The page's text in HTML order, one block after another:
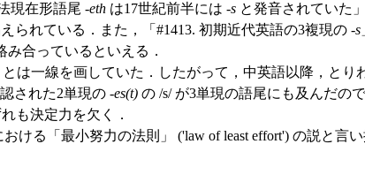
現在形語尾 -eth は17世紀前半には -s と発音されていた
られている．また，「#1413. 初期近代英語の3複現の -s
合っているといえる．
とは一線を画していた．したがって，中英語以降，とり
された2単現の -es(t) の /s/ が3単現の語尾にも及んだの
も決定力を欠く．
る「最小努力の法則」 ('law of least effort') の説と言